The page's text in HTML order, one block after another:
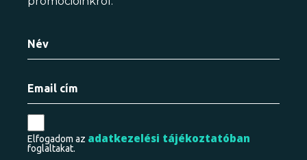
Elfogadom az adatkezelési tájékoztatóban
foglaltakat.